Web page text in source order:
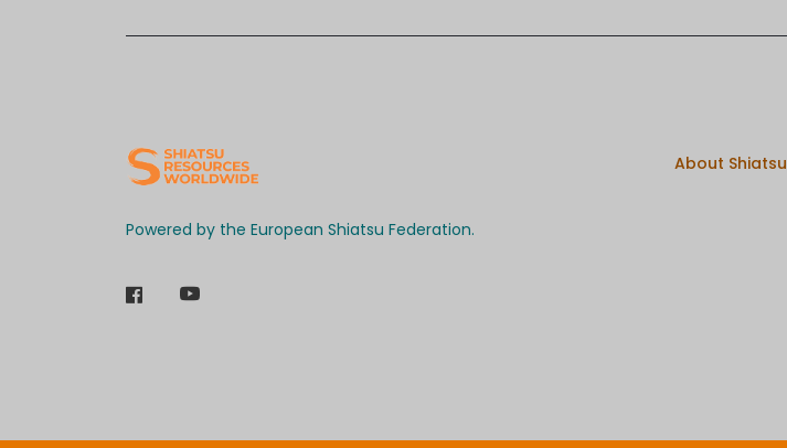
Powered by the European Shiatsu Federation.
About Shiatsu